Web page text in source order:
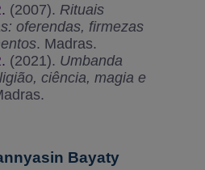
(2007). Rituais
oferendas, firmezas
. Madras.
(2021). Umbanda
ciência, magia e
Bayaty